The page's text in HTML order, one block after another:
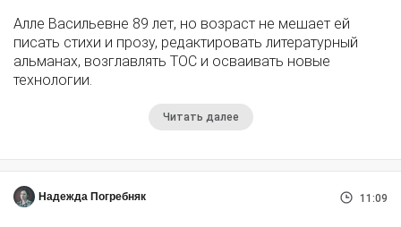
Алле Васильевне 89 лет, но возраст не мешает ей
писать стихи и прозу, редактировать литературный
альманах, возглавлять ТОС и осваивать новые
технологии.
Читать далее
Надежда Погребняк 11:09